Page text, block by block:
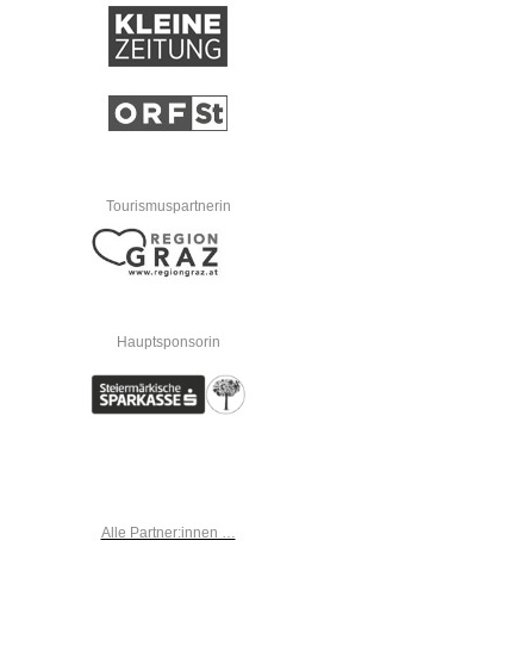
Tourismuspartnerin
Hauptsponsorin
Alle Partner:innen …